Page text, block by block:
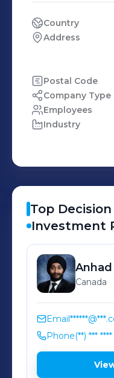
Country
Address
Postal Code
Company Type
Employees
Industry
Top Decision
Investment
Anhad
Canada
Email
Phone(**) *** ****